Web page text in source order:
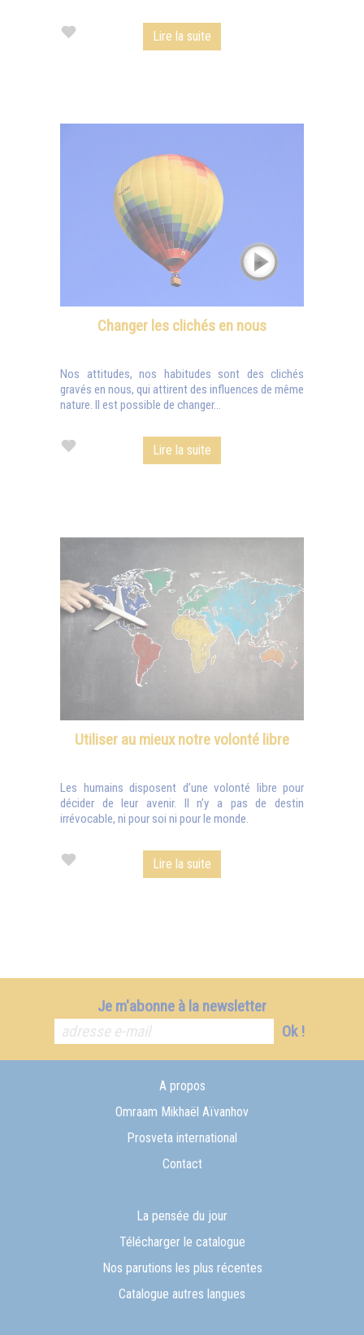
Lire la suite
Changer les clichés en nous
Nos attitudes, nos habitudes sont des clichés
gravés en nous, qui attirent des influences de même
nature. Il est possible de changer...
Lire la suite
Utiliser au mieux notre volonté libre
Les humains disposent d’une volonté libre pour
décider de leur avenir. Il n’y a pas de destin
irrévocable, ni pour soi ni pour le monde.
Lire la suite
Je m'abonne à la newsletter
Ok !
A propos
Omraam Mikhaël Aïvanhov
Prosveta international
Contact
La pensée du jour
Télécharger le catalogue
Nos parutions les plus récentes
Catalogue autres langues